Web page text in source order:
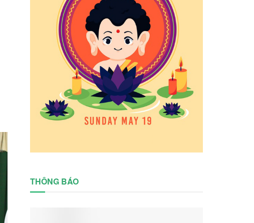
THÔNG BÁO